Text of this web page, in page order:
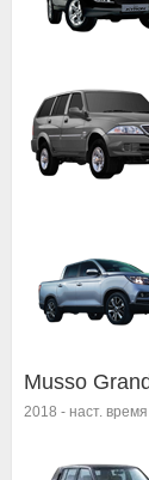
Musso
2018 - наст. время